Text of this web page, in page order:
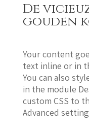
De
gouden
Your content
text inline or in
You can also
in the module
custom CSS to
Advanced